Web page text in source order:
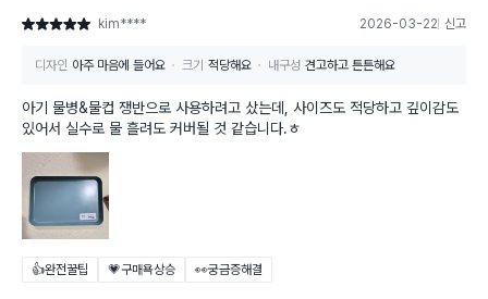
별점 5점 kim**** 2026-03-22 신고
디자인 아주 마음에 들어요 크기 적당해요 내구성 견고하고 튼튼해요
아기 물병&물컵 쟁반으로 사용하려고 샀는데, 사이즈도 적당하고 깊이감도
있어서 실수로 물 흘려도 커버될 것 같습니다.ㅎ
👍완전꿀팁 💗구매욕상승 👀궁금증해결